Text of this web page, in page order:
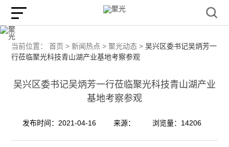
当前位置： 首页 > 新闻热点 > 聚光动态 > 吴兴区委书记吴炳芳一
行莅临聚光科技青山湖产业基地考察参观
吴兴区委书记吴炳芳一行莅临聚光科技青山湖产业
基地考察参观
发布时间：2021-04-16 来源： 浏览量：14206